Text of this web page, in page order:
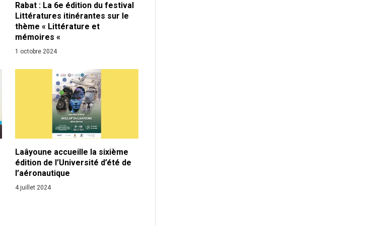
Rabat : La 6e édition du festival
Littératures itinérantes sur le
thème « Littérature et
mémoires «
1 octobre 2024
Laâyoune accueille la sixième
édition de l’Université d’été de
l’aéronautique
4 juillet 2024